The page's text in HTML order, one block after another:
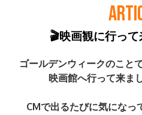
🎬映画観に行っ